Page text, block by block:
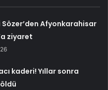
Sözer’den Afyonkarahisar
ziyaret
kaderi! Yıllar sonra